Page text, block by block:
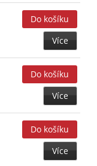
Více
Více
Více